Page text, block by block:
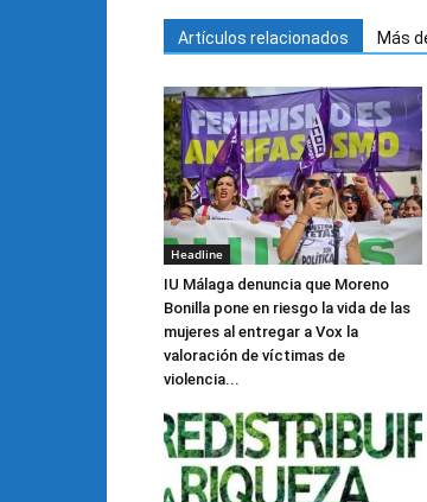
Artículos relacionados Más
Headline
IU Málaga denuncia que Moreno
Bonilla pone en riesgo la vida de las
mujeres al entregar a Vox la
valoración de víctimas de
violencia...